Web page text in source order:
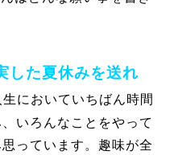
した夏休みを送れ
においていちばん時間
いろんなことをやって
っています。趣味が全